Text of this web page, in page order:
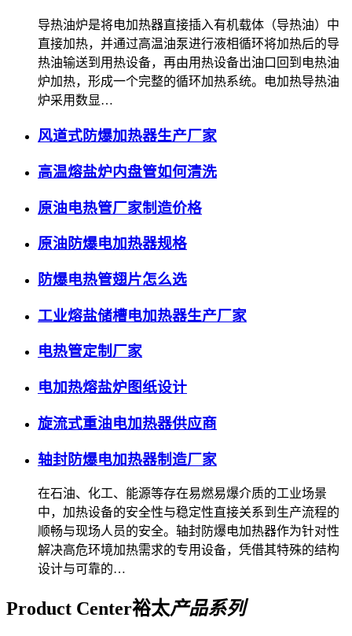
导热油炉是将电加热器直接插入有机载体（导热油）中
直接加热，并通过高温油泵进行液相循环将加热后的导
热油输送到用热设备，再由用热设备出油口回到电热油
炉加热，形成一个完整的循环加热系统。电加热导热油
炉采用数显…
风道式防爆加热器生产厂家
高温熔盐炉内盘管如何清洗
原油电热管厂家制造价格
原油防爆电加热器规格
防爆电热管翅片怎么选
工业熔盐储槽电加热器生产厂家
电热管定制厂家
电加热熔盐炉图纸设计
旋流式重油电加热器供应商
轴封防爆电加热器制造厂家
在石油、化工、能源等存在易燃易爆介质的工业场景
中，加热设备的安全性与稳定性直接关系到生产流程的
顺畅与现场人员的安全。轴封防爆电加热器作为针对性
解决高危环境加热需求的专用设备，凭借其特殊的结构
设计与可靠的…
Product Center裕太产品系列